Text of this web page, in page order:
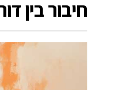
חיבור בין